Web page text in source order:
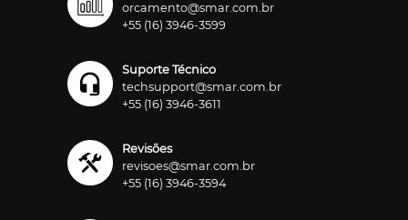
orcamento@smar.com.br
+55 (16) 3946-3599
Suporte Técnico
techsupport@smar.com.br
+55 (16) 3946-3611
Revisões
revisoes@smar.com.br
+55 (16) 3946-3594